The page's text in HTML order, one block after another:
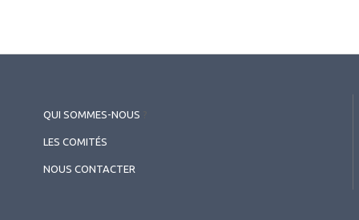
QUI SOMMES-NOUS
LES COMITÉS
NOUS CONTACTER